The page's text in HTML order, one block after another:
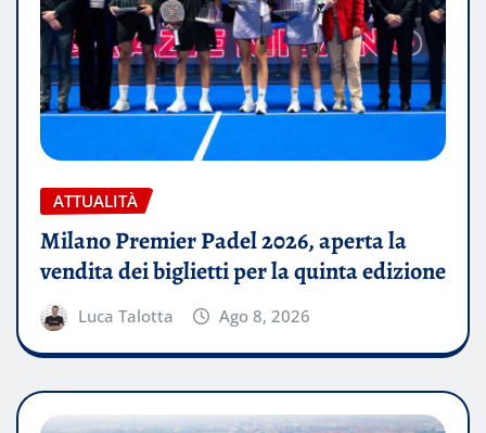
ATTUALITÀ
Milano Premier Padel 2026, aperta la
vendita dei biglietti per la quinta edizione
Luca Talotta Ago 8, 2026